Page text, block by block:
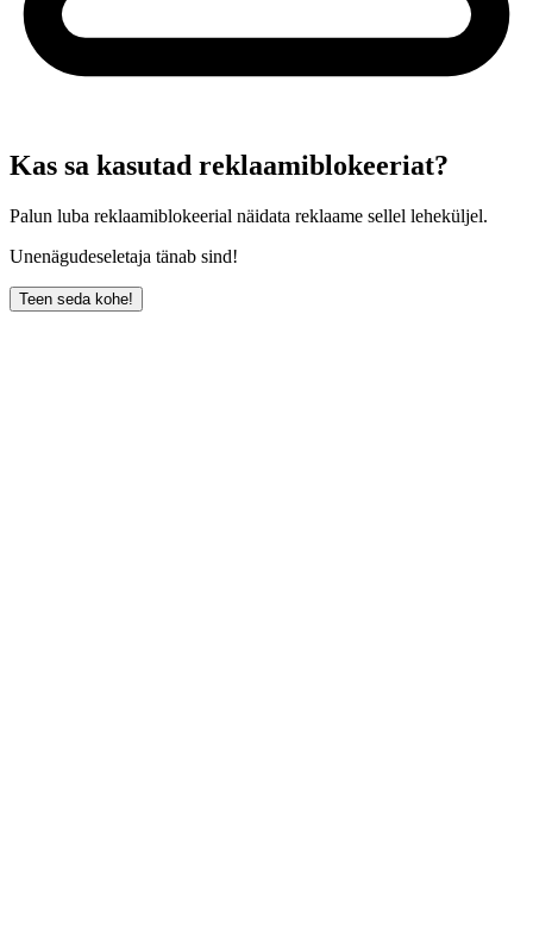
Kas sa kasutad reklaamiblokeeriat?
Palun luba reklaamiblokeerial näidata reklaame sellel leheküljel.
Unenägudeseletaja tänab sind!
Teen seda kohe!